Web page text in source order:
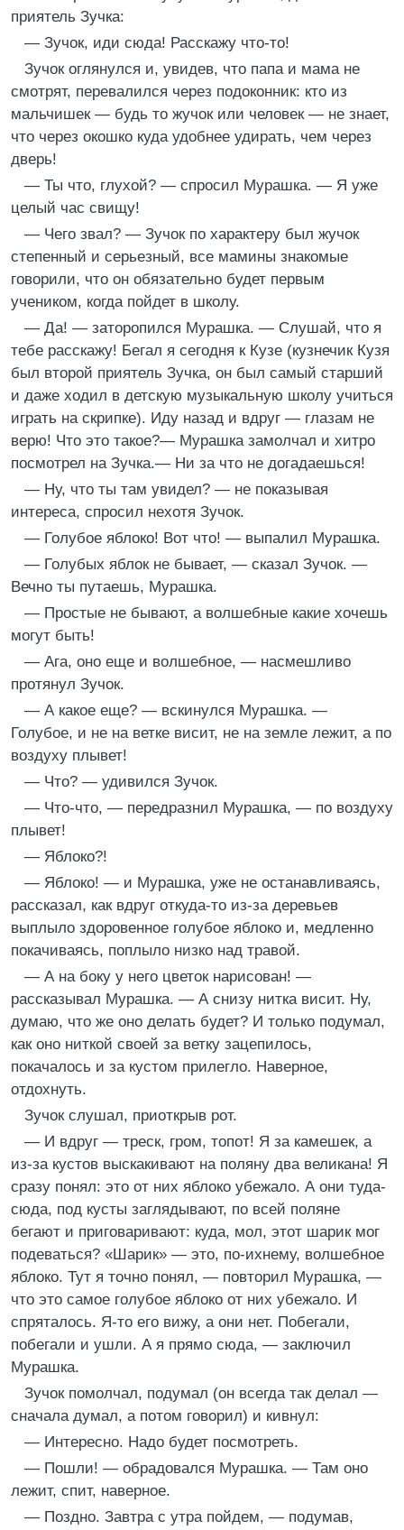
приятель Зучка:
— Зучок, иди сюда! Расскажу что-то!
Зучок оглянулся и, увидев, что папа и мама не
смотрят, перевалился через подоконник: кто из
мальчишек — будь то жучок или человек — не знает,
что через окошко куда удобнее удирать, чем через
дверь!
— Ты что, глухой? — спросил Мурашка. — Я уже
целый час свищу!
— Чего звал? — Зучок по характеру был жучок
степенный и серьезный, все мамины знакомые
говорили, что он обязательно будет первым
учеником, когда пойдет в школу.
— Да! — заторопился Мурашка. — Слушай, что я
тебе расскажу! Бегал я сегодня к Кузе (кузнечик Кузя
был второй приятель Зучка, он был самый старший
и даже ходил в детскую музыкальную школу учиться
играть на скрипке). Иду назад и вдруг — глазам не
верю! Что это такое?— Мурашка замолчал и хитро
посмотрел на Зучка.— Ни за что не догадаешься!
— Ну, что ты там увидел? — не показывая
интереса, спросил нехотя Зучок.
— Голубое яблоко! Вот что! — выпалил Мурашка.
— Голубых яблок не бывает, — сказал Зучок. —
Вечно ты путаешь, Мурашка.
— Простые не бывают, а волшебные какие хочешь
могут быть!
— Ага, оно еще и волшебное, — насмешливо
протянул Зучок.
— А какое еще? — вскинулся Мурашка. —
Голубое, и не на ветке висит, не на земле лежит, а по
воздуху плывет!
— Что? — удивился Зучок.
— Что-что, — передразнил Мурашка, — по воздуху
плывет!
— Яблоко?!
— Яблоко! — и Мурашка, уже не останавливаясь,
рассказал, как вдруг откуда-то из-за деревьев
выплыло здоровенное голубое яблоко и, медленно
покачиваясь, поплыло низко над травой.
— А на боку у него цветок нарисован! —
рассказывал Мурашка. — А снизу нитка висит. Ну,
думаю, что же оно делать будет? И только подумал,
как оно ниткой своей за ветку зацепилось,
покачалось и за кустом прилегло. Наверное,
отдохнуть.
Зучок слушал, приоткрыв рот.
— И вдруг — треск, гром, топот! Я за камешек, а
из-за кустов выскакивают на поляну два великана! Я
сразу понял: это от них яблоко убежало. А они туда-
сюда, под кусты заглядывают, по всей поляне
бегают и приговаривают: куда, мол, этот шарик мог
подеваться? «Шарик» — это, по-ихнему, волшебное
яблоко. Тут я точно понял, — повторил Мурашка, —
что это самое голубое яблоко от них убежало. И
спряталось. Я-то его вижу, а они нет. Побегали,
побегали и ушли. А я прямо сюда, — заключил
Мурашка.
Зучок помолчал, подумал (он всегда так делал —
сначала думал, а потом говорил) и кивнул:
— Интересно. Надо будет посмотреть.
— Пошли! — обрадовался Мурашка. — Там оно
лежит, спит, наверное.
— Поздно. Завтра с утра пойдем, — подумав,